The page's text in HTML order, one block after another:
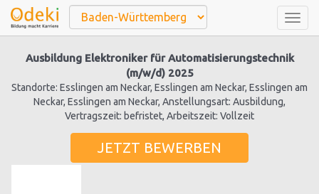
Ausbildung Elektroniker für Automatisierungstechnik
(m/w/d) 2025
Standorte: Esslingen am Neckar, Esslingen am Neckar, Esslingen am
Neckar, Esslingen am Neckar, Anstellungsart: Ausbildung,
Vertragszeit: befristet, Arbeitszeit: Vollzeit
JETZT BEWERBEN